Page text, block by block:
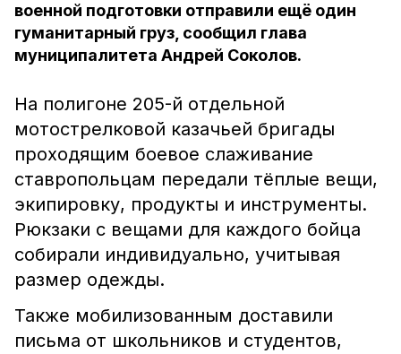
военной подготовки отправили ещё один
гуманитарный груз, сообщил глава
муниципалитета Андрей Соколов.
На полигоне 205-й отдельной
мотострелковой казачьей бригады
проходящим боевое слаживание
ставропольцам передали тёплые вещи,
экипировку, продукты и инструменты.
Рюкзаки с вещами для каждого бойца
собирали индивидуально, учитывая
размер одежды.
Также мобилизованным доставили
письма от школьников и студентов,